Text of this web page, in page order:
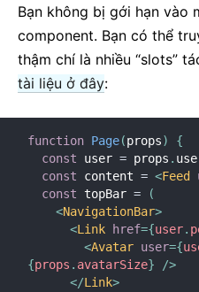
Bạn không bị gới hạn vào
component. Bạn có thể
thậm chí là nhiều “slots”
tài liệu ở đây:
function Page(props)
{
const user = props .
const content = <Feed
const topBar =
(
<NavigationBar>
<Link href={user.
<Avatar user={
{props . avatarSize}
/>
</Link>